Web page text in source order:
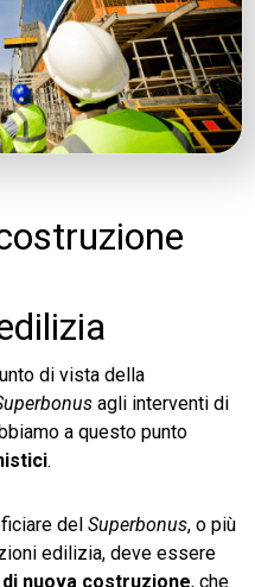
di vista della
agli interventi di
a questo punto
.
del Superbonus, o più
edilizia, deve essere
nuova costruzione, che